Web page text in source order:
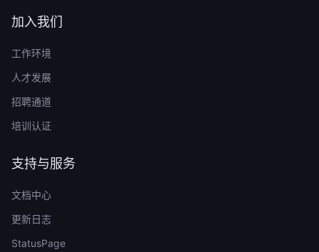
加入我们
工作环境
人才发展
招聘通道
培训认证
支持与服务
文档中心
更新日志
StatusPage